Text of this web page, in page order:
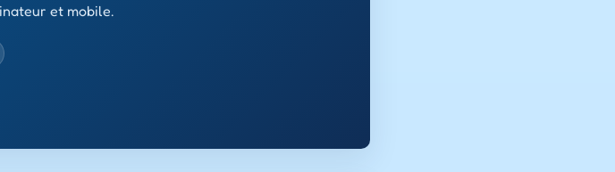
et mobile.